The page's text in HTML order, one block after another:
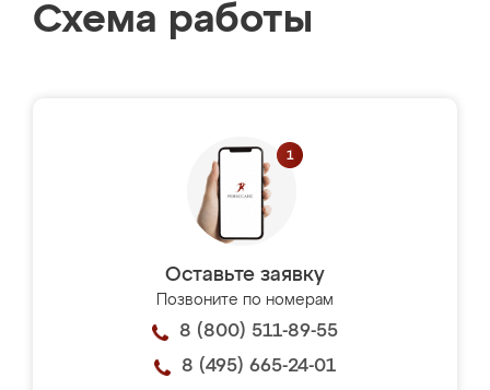
Схема работы
Оставьте заявку
Позвоните по номерам
8 (800) 511-89-55
8 (495) 665-24-01